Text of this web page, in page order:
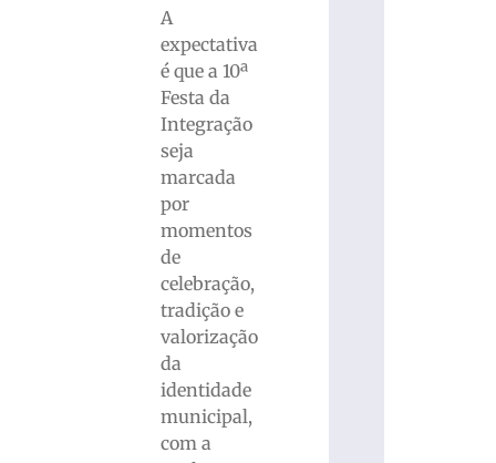
A
expectativa
é que a 10ª
Festa da
Integração
seja
marcada
por
momentos
de
celebração,
tradição e
valorização
da
identidade
municipal,
com a